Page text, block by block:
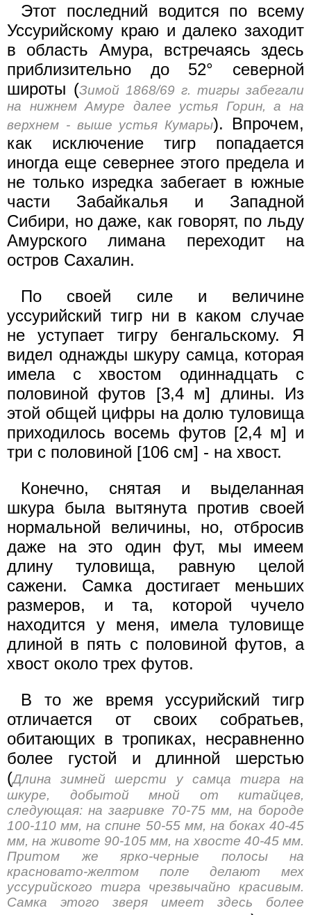
Этот последний водится по всему
Уссурийскому краю и далеко заходит
в область Амура, встречаясь здесь
приблизительно до 52° северной
широты (Зимой 1868/69 г. тигры забегали
на нижнем Амуре далее устья Горин, а на
верхнем - выше устья Кумары). Впрочем,
как исключение тигр попадается
иногда еще севернее этого предела и
не только изредка забегает в южные
части Забайкалья и Западной
Сибири, но даже, как говорят, по льду
Амурского лимана переходит на
остров Сахалин.
По своей силе и величине
уссурийский тигр ни в каком случае
не уступает тигру бенгальскому. Я
видел однажды шкуру самца, которая
имела с хвостом одиннадцать с
половиной футов [3,4 м] длины. Из
этой общей цифры на долю туловища
приходилось восемь футов [2,4 м] и
три с половиной [106 см] - на хвост.
Конечно, снятая и выделанная
шкура была вытянута против своей
нормальной величины, но, отбросив
даже на это один фут, мы имеем
длину туловища, равную целой
сажени. Самка достигает меньших
размеров, и та, которой чучело
находится у меня, имела туловище
длиной в пять с половиной футов, а
хвост около трех футов.
В то же время уссурийский тигр
отличается от своих собратьев,
обитающих в тропиках, несравненно
более густой и длинной шерстью
(Длина зимней шерсти у самца тигра на
шкуре, добытой мной от китайцев,
следующая: на загривке 70-75 мм, на бороде
100-110 мм, на спине 50-55 мм, на боках 40-45
мм, на животе 90-105 мм, на хвосте 40-45 мм.
Притом же ярко-черные полосы на
красновато-желтом поле делают мех
уссурийского тигра чрезвычайно красивым.
Самка этого зверя имеет здесь более